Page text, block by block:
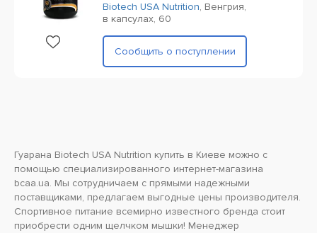
Biotech USA Nutrition, Венгрия,
в капсулах, 60
Сообщить о поступлении
Гуарана Biotech USA Nutrition купить в Киеве можно с
помощью специализированного интернет-магазина
bcaa.ua. Мы сотрудничаем с прямыми надежными
поставщиками, предлагаем выгодные цены производителя.
Спортивное питание всемирно известного бренда стоит
приобрести одним щелчком мышки! Менеджер